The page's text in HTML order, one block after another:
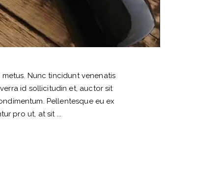
Nunc tincidunt venenatis
id sollicitudin et, auctor sit
Pellentesque eu ex
pro ut, at sit